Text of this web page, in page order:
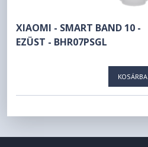
XIAOMI - SMART BAND 10 -
EZÜST - BHR07PSGL
KOSÁRBA